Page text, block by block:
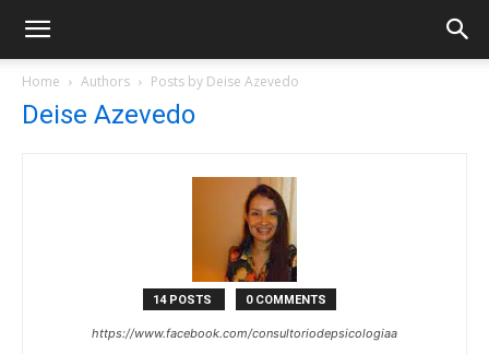
Home Authors Posts by Deise Azevedo
Deise Azevedo
14 POSTS 0 COMMENTS
https://www.facebook.com/consultoriodepsicologiaa